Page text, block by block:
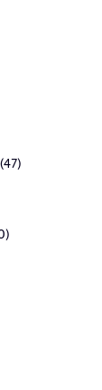
(47)